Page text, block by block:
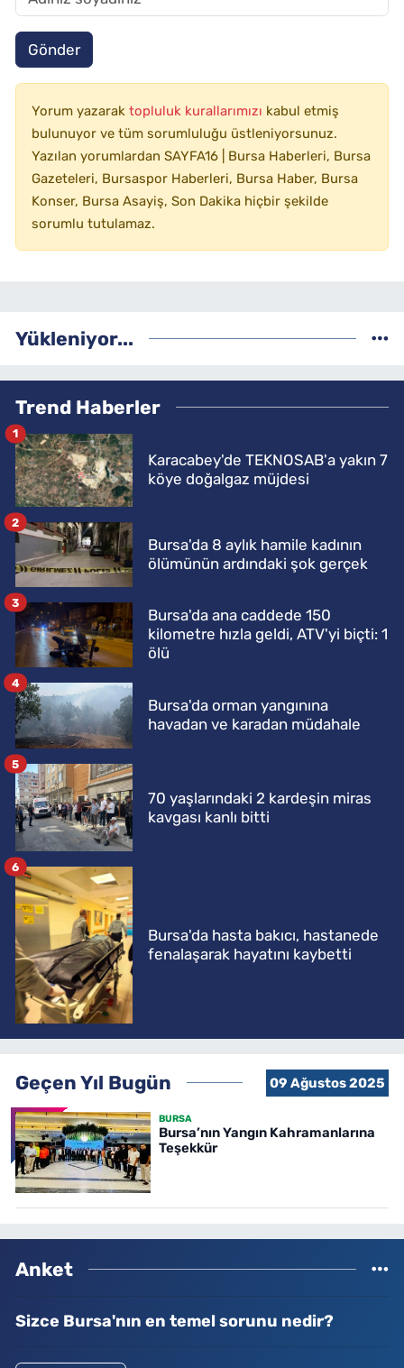
Gönder
Yorum yazarak topluluk kurallarımızı kabul etmiş
bulunuyor ve tüm sorumluluğu üstleniyorsunuz.
Yazılan yorumlardan SAYFA16 | Bursa Haberleri, Bursa
Gazeteleri, Bursaspor Haberleri, Bursa Haber, Bursa
Konser, Bursa Asayiş, Son Dakika hiçbir şekilde
sorumlu tutulamaz.
Yükleniyor...
Trend Haberler
Karacabey'de TEKNOSAB'a yakın 7
köye doğalgaz müjdesi
1
Bursa'da 8 aylık hamile kadının
ölümünün ardındaki şok gerçek
2
Bursa'da ana caddede 150
kilometre hızla geldi, ATV'yi biçti: 1
ölü
3
Bursa'da orman yangınına
havadan ve karadan müdahale
4
70 yaşlarındaki 2 kardeşin miras
kavgası kanlı bitti
5
Bursa'da hasta bakıcı, hastanede
fenalaşarak hayatını kaybetti
6
Geçen Yıl Bugün 09 Ağustos 2025
BURSA
Bursa’nın Yangın Kahramanlarına
Teşekkür
Anket
Sizce Bursa'nın en temel sorunu nedir?